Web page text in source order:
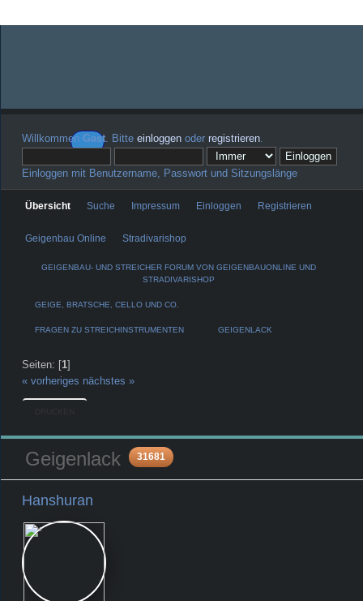
Willkommen Gast. Bitte einloggen oder registrieren.
Einloggen mit Benutzername, Passwort und Sitzungslänge
Übersicht Suche Impressum Einloggen Registrieren
Geigenbau Online Stradivarishop
GEIGENBAU- UND STREICHER FORUM VON GEIGENBAUONLINE UND
STRADIVARISHOP
GEIGE, BRATSCHE, CELLO UND CO.
FRAGEN ZU STREICHINSTRUMENTEN GEIGENLACK
Seiten: [1]
« vorheriges nächstes »
Geigenlack 31681
Newbie Beiträge: 2
Hanshuran